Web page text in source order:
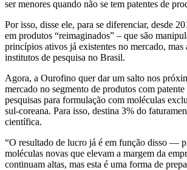
ser menores quando não se tem patentes de
Por isso, disse ele, para se diferenciar, desde
em produtos “reimaginados” – que são
princípios ativos já existentes no mercado, mas
institutos de pesquisa no Brasil.
Agora, a Ourofino quer dar um salto nos
mercado no segmento de produtos com
pesquisas para formulação com moléculas
sul-coreana. Para isso, destina 3% do
científica.
“O resultado de lucro já é em função disso —
moléculas novas que elevam a margem da
continuam altas, mas esta é uma forma de